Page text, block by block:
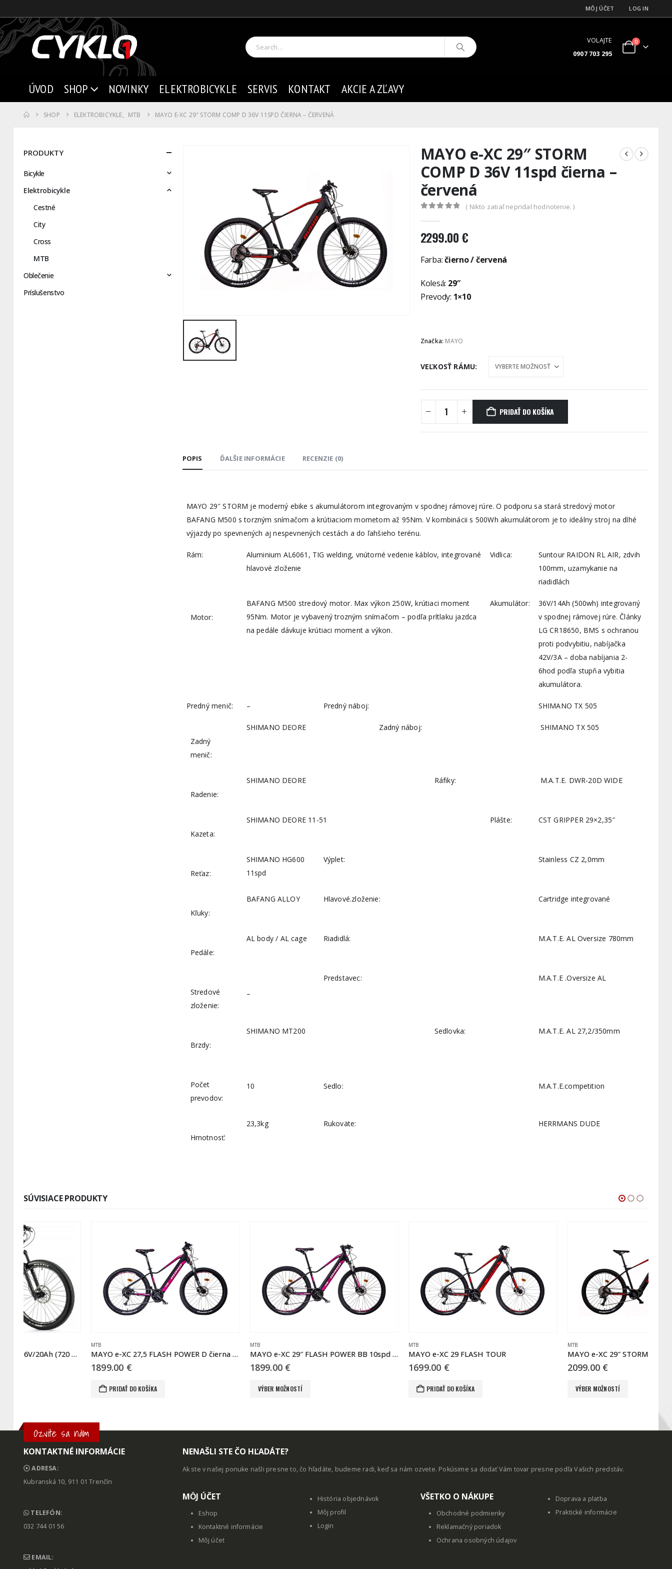
MÔJ ÚČET LOG IN
VOLAJTE
0907 703 295
0
ÚVOD SHOP NOVINKY ELEKTROBICYKLE SERVIS KONTAKT AKCIE A ZĽAVY
SHOP ELEKTROBICYKLE, MTB MAYO E-XC 29″ STORM COMP D 36V 11SPD ČIERNA – ČERVENÁ
MAYO e-XC 29″ STORM
COMP D 36V 11spd čierna –
červená
( Nikto zatiaľ nepridal hodnotenie. )
2299.00€
Farba:čierno / červená
Kolesá: 29″
Prevody: 1×10
Značka: MAYO
VEĽKOSŤ RÁMU
PRIDAŤ DO KOŠÍKA
POPIS ĎALŠIE INFORMÁCIE RECENZIE (0)
MAYO 29″ STORM je moderný ebike s akumulátorom integrovaným v spodnej rámovej rúre. O podporu sa stará stredový motor
BAFANG M500 s torzným snímačom a krútiaciom mometom až 95Nm. V kombinácii s 500Wh akumulátorom je to ideálny stroj na dlhé
výjazdy po spevnených aj nespevnených cestách a do ľahšieho terénu.
Rám:
Aluminium AL6061, TIG welding, vnútorné vedenie káblov, integrované
hlavové zloženie
Vidlica:
Suntour RAIDON RL AIR, zdvih
100mm, uzamykanie na
riadidlách
Motor:
BAFANG M500 stredový motor. Max výkon 250W, krútiaci moment
95Nm. Motor je vybavený trozným snímačom – podľa prítlaku jazdca
na pedále dávkuje krútiaci moment a výkon.
Akumulátor:
36V/14Ah (500wh) integrovaný
v spodnej rámovej rúre. Články
LG CR18650, BMS s ochranou
proti podvybitiu, nabíjačka
42V/3A – doba nabíjania 2-
6hod podľa stupňa vybitia
akumulátora.
Predný menič: – Predný náboj: SHIMANO TX 505
Zadný
menič:
SHIMANO DEORE Zadný náboj: SHIMANO TX 505
Radenie:
SHIMANO DEORE Ráfiky: M.A.T.E. DWR-20D WIDE
Kazeta:
SHIMANO DEORE 11-51 Plášte: CST GRIPPER 29×2,35″
Reťaz:
SHIMANO HG600
11spd
Výplet: Stainless CZ 2,0mm
Kľuky:
BAFANG ALLOY Hlavové.zloženie: Cartridge integrované
Pedále:
AL body / AL cage Riadidlá: M.A.T.E. AL Oversize 780mm
Stredové
zloženie:
–
Predstavec: M.A.T.E .Oversize AL
Brzdy:
SHIMANO MT200 Sedlovka: M.A.T.E. AL 27,2/350mm
Počet
prevodov:
10 Sedlo: M.A.T.E.competition
Hmotnosť:
23,3kg Rukoväte: HERRMANS DUDE
PRODUKTY
Bicykle
Elektrobicykle
Cestné
City
Cross
MTB
Oblečenie
Príslušenstvo
SÚVISIACE PRODUKTY
MAYO e-XC 27,5 FLASH POWER D čierna – ružová MAYO e-XC 29″ FLASH POWER BB 10spd čierna – ružová MAYO e-XC 29 FLASH TOUR MAYO e-XC 29″ STORM LITE D 36V čierna – červená
Ozvite sa nám
KONTAKTNÉ INFORMÁCIE
ADRESA:
Kubranská 10, 911 01 Trenčín
TELEFÓN:
032 744 01 56
EMAIL:
NENAŠLI STE ČO HĽADÁTE?
Ak ste v našej ponuke našli presne to, čo hľadáte, budeme radi, keď sa nám ozvete. Pokúsime sa dodať Vám tovar presne podľa Vašich predstáv.
MȎJ ÚČET
Eshop
Kontaktné informácie
Môj účet
História objednávok
Môj profil
Login
VŠETKO O NÁKUPE
Obchodné podmienky
Reklamačný poriadok
Ochrana osobných údajov
Doprava a platba
Praktické informácie